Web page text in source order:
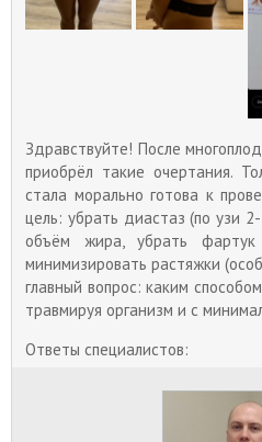
Диастаз: что это
вопросу
прямых мышц
Здравствуйте! После
приобрёл такие очертания.
стала морально готова к
цель: убрать диастаз (по узи
объём жира, убрать
минимизировать растяжки
главный вопрос: каким
травмируя организм и с
Ответы специалистов: